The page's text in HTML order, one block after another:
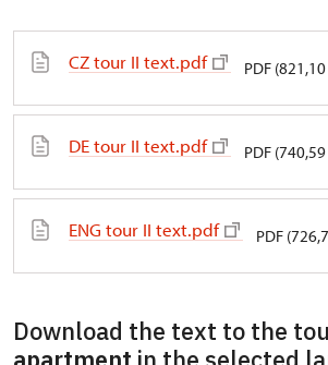
CZ tour II text.pdf PDF (821,10
DE tour II text.pdf PDF (740,59
ENG tour II text.pdf PDF
Download the text to the